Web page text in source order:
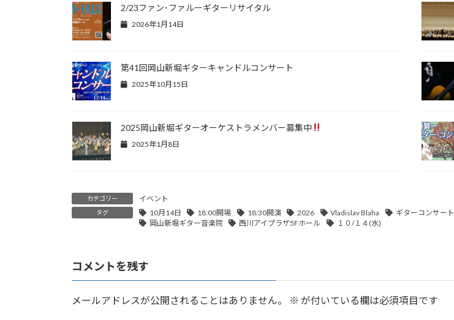
2/23ファン･ファルーギターリサイタル
2026年1月14日
第41回岡山新堀ギターキャンドルコンサート
2025年10月15日
2025岡山新堀ギターオーケストラメンバー募集中
2025年1月8日
カテゴリー イベント
タグ 10月14日 18:00開場 18:30開演 2026 Vladislav Blaha ギターコンサート
岡山新堀ギター音楽院
西川アイプラザ5Fホール １０/１４(水)
コメントを残す
メールアドレスが公開されることはありません。 ※ が付いている欄は必須項目です